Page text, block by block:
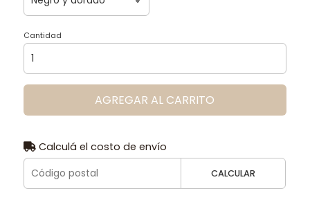
Cantidad
AGREGAR AL CARRITO
Calculá el costo de envío
CALCULAR